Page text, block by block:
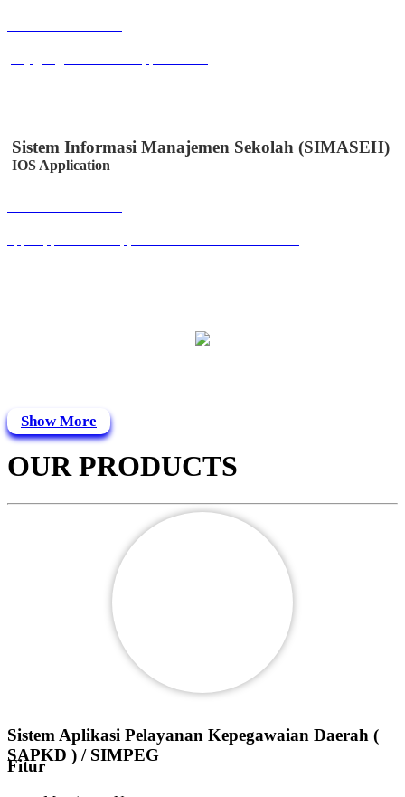
Sistem Informasi Manajemen Sekolah (SIMASEH)
IOS Application
Show More
OUR PRODUCTS
Sistem Aplikasi Pelayanan Kepegawaian Daerah (
SAPKD ) / SIMPEG
Fitur